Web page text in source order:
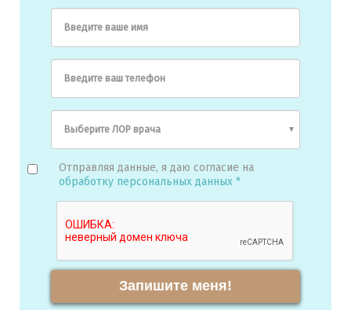
Введите ваше имя
Введите ваш телефон
Отправляя данные, я даю согласие на
обработку персональных данных *
Запишите меня!